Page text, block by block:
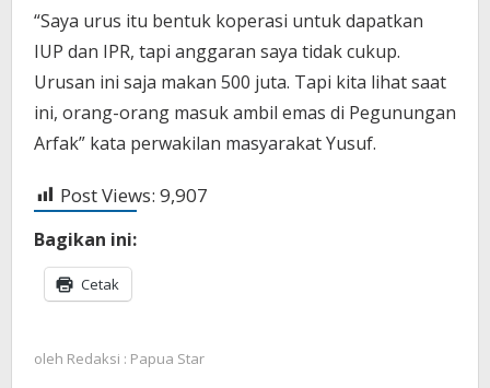
“Saya urus itu bentuk koperasi untuk dapatkan
IUP dan IPR, tapi anggaran saya tidak cukup.
Urusan ini saja makan 500 juta. Tapi kita lihat saat
ini, orang-orang masuk ambil emas di Pegunungan
Arfak” kata perwakilan masyarakat Yusuf.
Post Views: 9,907
Bagikan ini:
Cetak
oleh Redaksi : Papua Star